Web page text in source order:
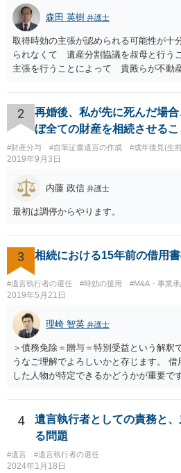
森田 英樹 弁護士
取得時効の主張が認められる可能性が十
られなくて 遺産分割協議を叔母と行う
主張を行うことによって 貴殿らが不動
2
再婚後、私が先に死んだ場
ぼ全ての財産を相続させるこ
#財産分与 #自筆証書遺言の作成 #成年後見(生
2019年9月3日
内藤 政信 弁護士
最初は調停からやります。
3 相続における15年前の借用
#遺言執行者の選任 #時効の援用 #M&A・事業承
2019年5月21日
理崎 智英 弁護士
＞債務免除＝贈与＝特別受益という解釈
うなご理解でよろしいかと存じます。
した人物が特定できるかどうかが重要で
4
遺言執行者としての責務と
る問題
#遺言 #遺言執行者の選任
2024年1月18日